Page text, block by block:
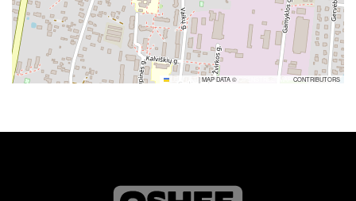
|MAP DATA © CONTRIBUTORS